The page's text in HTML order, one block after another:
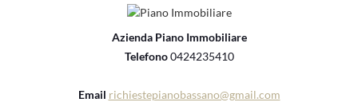
Azienda Piano Immobiliare
Telefono 0424235410
Email richiestepianobassano@gmail.com